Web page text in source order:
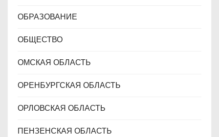
ОБРАЗОВАНИЕ
ОБЩЕСТВО
ОМСКАЯ ОБЛАСТЬ
ОРЕНБУРГСКАЯ ОБЛАСТЬ
ОРЛОВСКАЯ ОБЛАСТЬ
ПЕНЗЕНСКАЯ ОБЛАСТЬ